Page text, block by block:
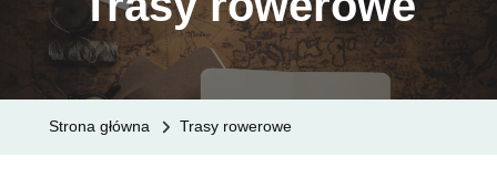
Strona główna Trasy rowerowe